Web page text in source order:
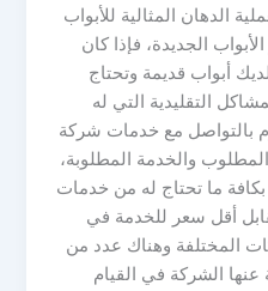
الدهان المثالية للأبواب
الجديدة، فإذا كان
أبواب قديمة وتحتاج
التقليدية التي له
بالتواصل مع خدمات شركة
المطلوب والخدمة المطلوبة،
ما تحتاج له من خدمات
أقل سعر للخدمة في
المختلفة وهناك عدد من
الشركة في القيام